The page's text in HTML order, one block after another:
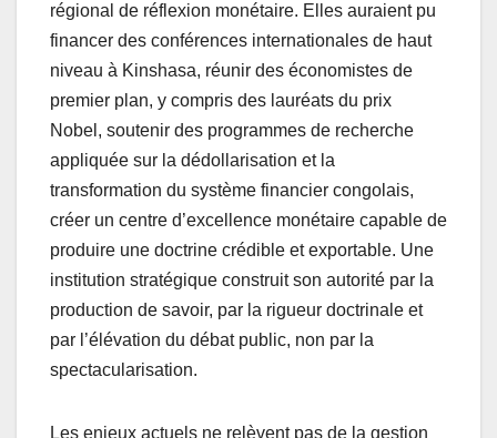
régional de réflexion monétaire. Elles auraient pu
financer des conférences internationales de haut
niveau à Kinshasa, réunir des économistes de
premier plan, y compris des lauréats du prix
Nobel, soutenir des programmes de recherche
appliquée sur la dédollarisation et la
transformation du système financier congolais,
créer un centre d’excellence monétaire capable de
produire une doctrine crédible et exportable. Une
institution stratégique construit son autorité par la
production de savoir, par la rigueur doctrinale et
par l’élévation du débat public, non par la
spectacularisation.
Les enjeux actuels ne relèvent pas de la gestion